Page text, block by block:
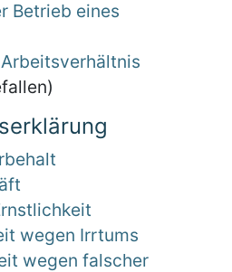
Betrieb eines
wegen Irrtums
wegen falscher